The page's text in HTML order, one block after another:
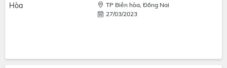
TP Biên hòa, Đồng Nai
27/03/2023